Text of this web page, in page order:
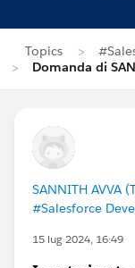
Topics
Domanda di
SANNITH AVVA
#Salesforce
15 lug 2024, 16:49